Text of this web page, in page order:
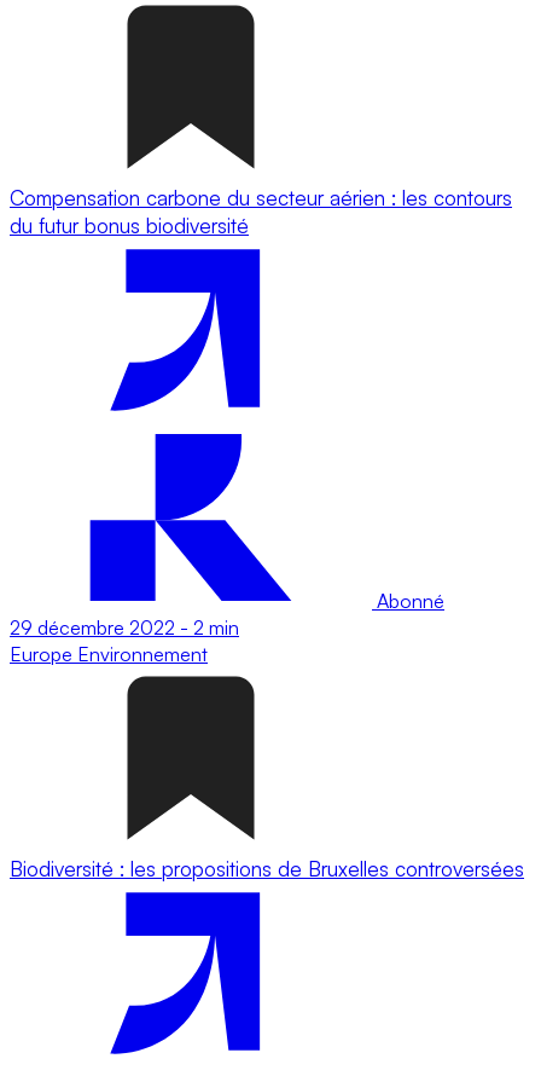
Compensation carbone du secteur aérien : les contours
du futur bonus biodiversité
Abonné
29 décembre 2022 - 2 min
Europe Environnement
Biodiversité : les propositions de Bruxelles controversées